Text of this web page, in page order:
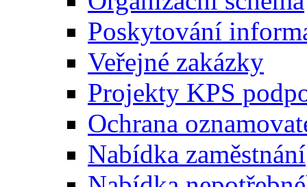
Poskytování
Veřejné zakázky
Projekty KPS
Ochrana
Nabídka zaměstnání